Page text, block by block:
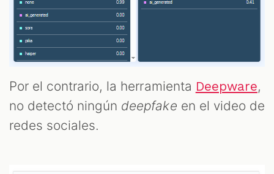
Por el contrario, la herramienta Deepware,
no detectó ningún deepfake en el video de
redes sociales.